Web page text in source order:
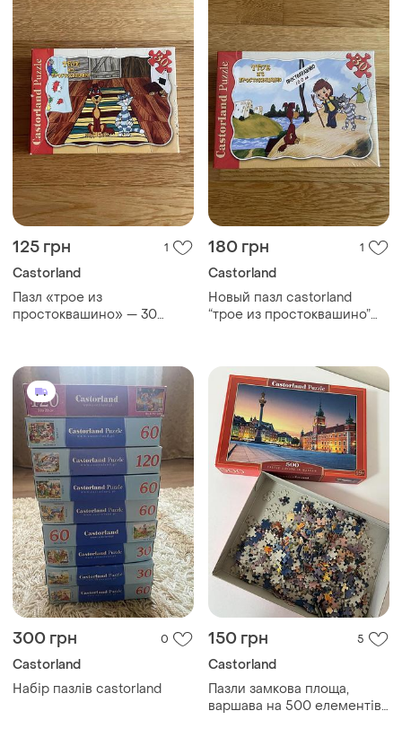
125 грн 1
Castorland
Пазл «трое из
простоквашино» — 30
180 грн 1
Castorland
Новый пазл castorland
“трое из простоквашино”
300 грн 0
Castorland
Набір пазлів castorland
150 грн 5
Castorland
Пазли замкова площа,
варшава на 500 елементів,